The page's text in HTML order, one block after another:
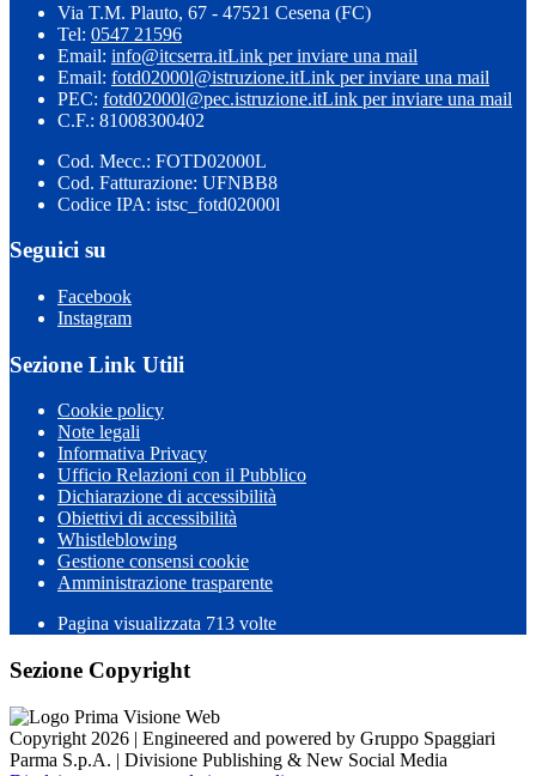
Via T.M. Plauto, 67 - 47521 Cesena (FC)
Tel: 0547 21596
Email: info@itcserra.itLink per inviare una mail
Email: fotd02000l@istruzione.itLink per inviare una mail
PEC: fotd02000l@pec.istruzione.itLink per inviare una mail
C.F.: 81008300402
Cod. Mecc.: FOTD02000L
Cod. Fatturazione: UFNBB8
Codice IPA: istsc_fotd02000l
Seguici su
Facebook
Instagram
Sezione Link Utili
Cookie policy
Note legali
Informativa Privacy
Ufficio Relazioni con il Pubblico
Dichiarazione di accessibilità
Obiettivi di accessibilità
Whistleblowing
Gestione consensi cookie
Amministrazione trasparente
Pagina visualizzata 713 volte
Sezione Copyright
Copyright 2026 | Engineered and powered by Gruppo Spaggiari
Parma S.p.A. | Divisione Publishing & New Social Media